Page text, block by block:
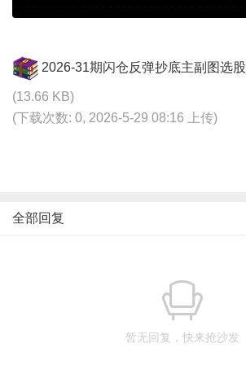
2026-31期闪仓反弹抄底主副图选
(13.66 KB)
(下载次数: 0, 2026-5-29 08:16 上传)
全部回复
暂无回复，快来抢沙发